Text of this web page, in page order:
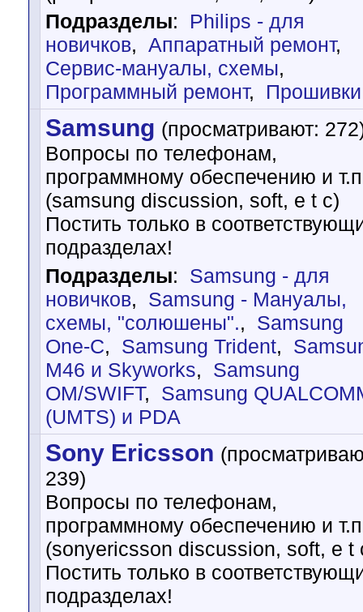
Подразделы:
Philips - для
новичков, Аппаратный ремонт,
Сервис-мануалы, схемы,
Программный ремонт, Прошивки
Samsung (просматривают:
Вопросы по телефонам,
программному обеспечению и
(samsung discussion, soft, e t c)
Постить только в
подразделах!
Подразделы:
Samsung - для
новичков,
Samsung - Мануалы,
схемы, "солюшены".,
Samsung
One-C, Samsung Trident,
M46 и Skyworks,
Samsung
OM/SWIFT,
Samsung
(UMTS) и PDA
Sony Ericsson
239)
Вопросы по телефонам,
программному обеспечению и
(sonyericsson discussion, soft, e t
Постить только в
подразделах!